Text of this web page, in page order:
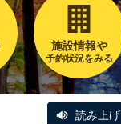
施設情報や
予約状況をみる
読み上げ